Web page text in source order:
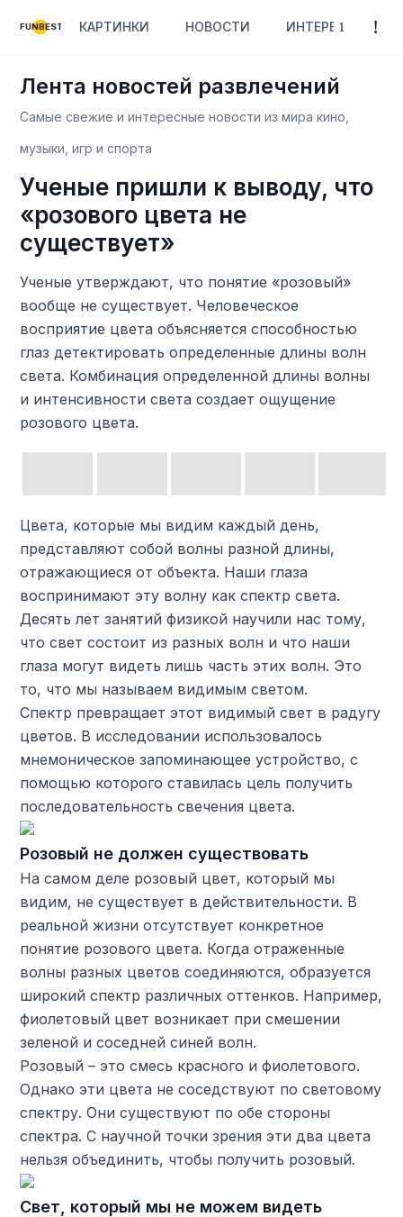
FUNBEST КАРТИНКИ НОВОСТИ ИНТЕРЕСНОЕ
Лента новостей развлечений
Самые свежие и интересные новости из мира кино,
музыки, игр и спорта
Ученые пришли к выводу, что
«розового цвета не
существует»
Ученые утверждают, что понятие «розовый»
вообще не существует. Человеческое
восприятие цвета объясняется способностью
глаз детектировать определенные длины волн
света. Комбинация определенной длины волны
и интенсивности света создает ощущение
розового цвета.
Цвета, которые мы видим каждый день,
представляют собой волны разной длины,
отражающиеся от объекта. Наши глаза
воспринимают эту волну как спектр света.
Десять лет занятий физикой научили нас тому,
что свет состоит из разных волн и что наши
глаза могут видеть лишь часть этих волн. Это
то, что мы называем видимым светом.
Спектр превращает этот видимый свет в радугу
цветов. В исследовании использовалось
мнемоническое запоминающее устройство, с
помощью которого ставилась цель получить
последовательность свечения цвета.
Розовый не должен существовать
На самом деле розовый цвет, который мы
видим, не существует в действительности. В
реальной жизни отсутствует конкретное
понятие розового цвета. Когда отраженные
волны разных цветов соединяются, образуется
широкий спектр различных оттенков. Например,
фиолетовый цвет возникает при смешении
зеленой и соседней синей волн.
Розовый – это смесь красного и фиолетового.
Однако эти цвета не соседствуют по световому
спектру. Они существуют по обе стороны
спектра. С научной точки зрения эти два цвета
нельзя объединить, чтобы получить розовый.
Свет, который мы не можем видеть